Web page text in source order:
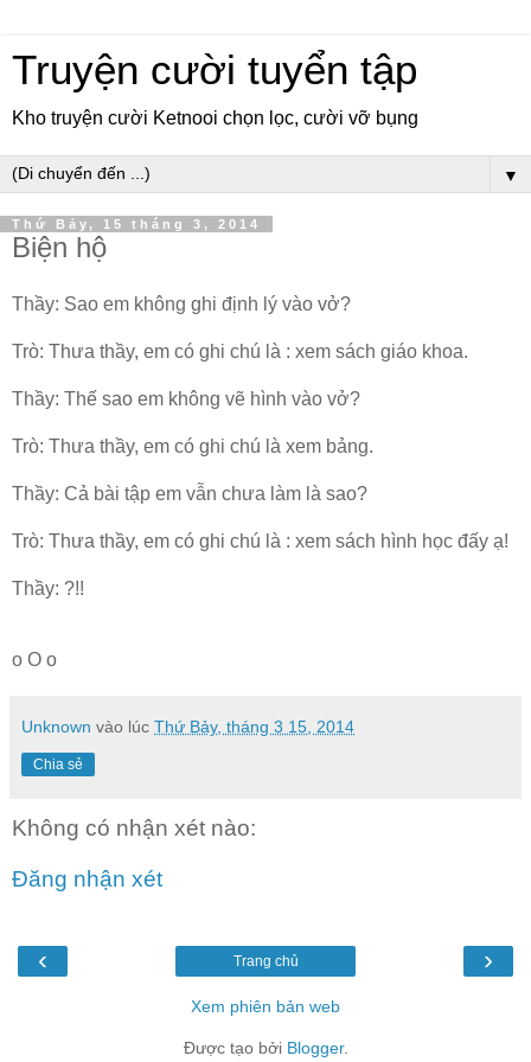
Truyện cười tuyển tập
Kho truyện cười Ketnooi chọn lọc, cười vỡ bụng
▼
Thứ Bảy, 15 tháng 3, 2014
Biện hộ
Thầy: Sao em không ghi định lý vào vở?
Trò: Thưa thầy, em có ghi chú là : xem sách giáo khoa.
Thầy: Thế sao em không vẽ hình vào vở?
Trò: Thưa thầy, em có ghi chú là xem bảng.
Thầy: Cả bài tập em vẫn chưa làm là sao?
Trò: Thưa thầy, em có ghi chú là : xem sách hình học đấy ạ!
Thầy: ?!!
o O o
Unknown vào lúc Thứ Bảy, tháng 3 15, 2014
Chia sẻ
Không có nhận xét nào:
Đăng nhận xét
‹ ›
Trang chủ
Xem phiên bản web
Được tạo bởi Blogger.